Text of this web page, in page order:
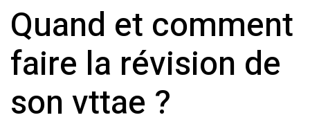
Quand et comment
faire la révision de
son vttae ?